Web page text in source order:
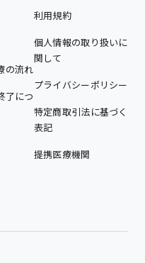
の流れ
了につ
利用規約
個人情報の取り扱いに
関して
プライバシーポリシー
特定商取引法に基づく
表記
提携医療機関